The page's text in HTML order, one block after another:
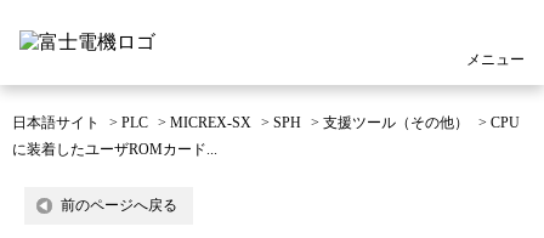
メニュー
日本語サイト > PLC > MICREX-SX > SPH > 支援ツール（その他） > CPU
に装着したユーザROMカード...
前のページへ戻る